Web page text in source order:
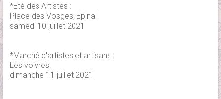
*Eté des Artistes :
Place des Vosges, Epinal
samedi 10 juillet 2021
*Marché d'artistes et artisans :
Les voivres
dimanche 11 juillet 2021